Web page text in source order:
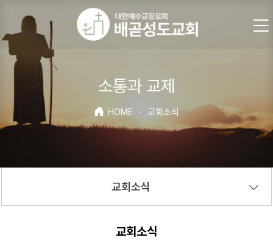
소통과 교제
HOME · 교회소식
교회소식
교회소식